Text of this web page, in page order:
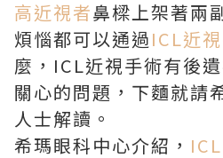
高近視者鼻樑上架著兩
煩惱都可以通過ICL近
麼，ICL近視手術有後
關心的問題，下麵就請
人士解讀。
希瑪眼科中心介紹，